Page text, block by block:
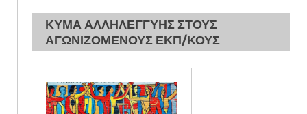
ΚΥΜΑ ΑΛΛΗΛΕΓΓΥΗΣ ΣΤΟΥΣ
ΑΓΩΝΙΖΟΜΕΝΟΥΣ ΕΚΠ/ΚΟΥΣ